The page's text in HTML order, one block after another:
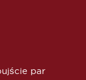
par